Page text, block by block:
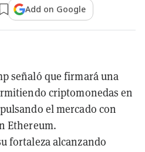
Add on Google
señaló que firmará una
criptomonedas en
el mercado con
Ethereum.
fortaleza alcanzando